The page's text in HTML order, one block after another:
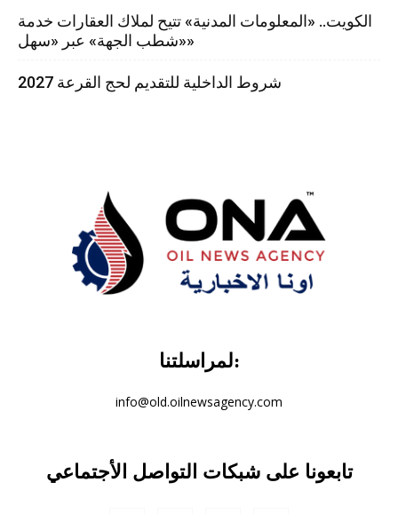
الكويت.. «المعلومات المدنية» تتيح لملاك العقارات خدمة
«شطب الجهة» عبر «سهل»
شروط الداخلية للتقديم لحج القرعة 2027
لمراسلتنا:
info@old.oilnewsagency.com
تابعونا على شبكات التواصل الأجتماعي